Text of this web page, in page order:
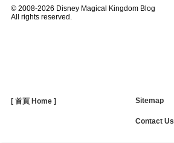
© 2008-2026 Disney Magical Kingdom Blog
All rights reserved.
[ 首頁 Home ] Sitemap
Contact Us